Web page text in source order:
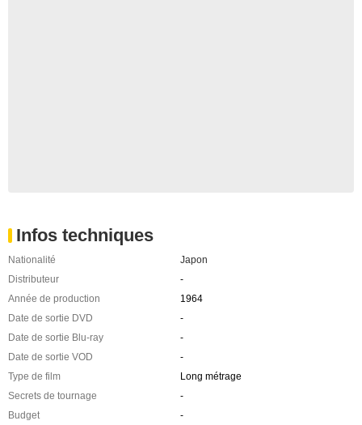
Infos techniques
Nationalité
Japon
Distributeur
-
Année de production
1964
Date de sortie DVD
-
Date de sortie Blu-ray
-
Date de sortie VOD
-
Type de film
Long métrage
Secrets de tournage
-
Budget
-